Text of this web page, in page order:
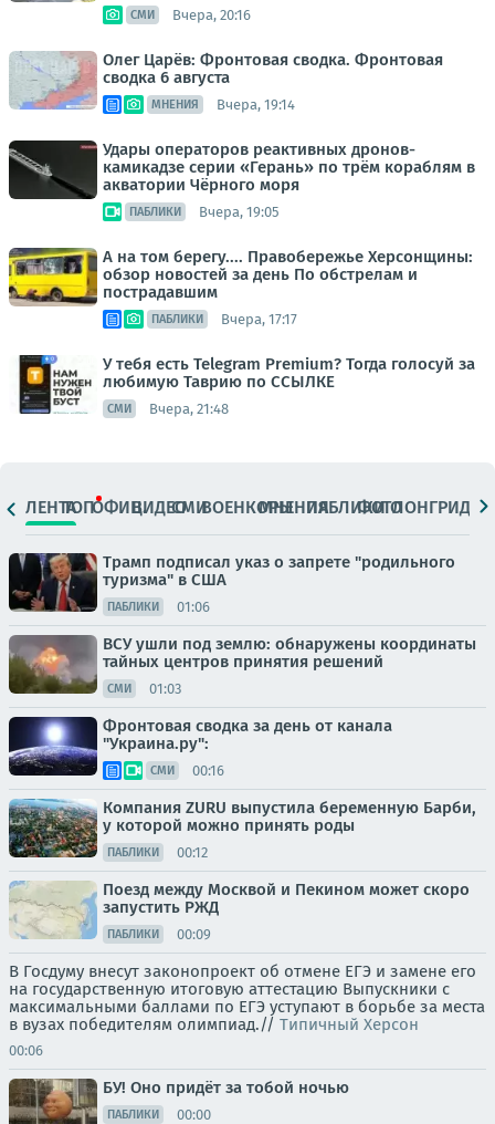
СМИ Вчера, 20:16
Олег Царёв: Фронтовая сводка. Фронтовая
сводка 6 августа
МНЕНИЯ Вчера, 19:14
Удары операторов реактивных дронов-
камикадзе серии «Герань» по трём кораблям в
акватории Чёрного моря
ПАБЛИКИ Вчера, 19:05
А на том берегу.... Правобережье Херсонщины:
обзор новостей за день По обстрелам и
пострадавшим
ПАБЛИКИ Вчера, 17:17
У тебя есть Telegram Premium? Тогда голосуй за
любимую Таврию по ССЫЛКЕ
СМИ Вчера, 21:48
ЛЕНТАТОПОФИЦ.ВИДЕОСМИВОЕНКОРЫМНЕНИЯПАБЛИКИ
ФОТОЛОНГРИДЫ
Трамп подписал указ о запрете "родильного
туризма" в США
ПАБЛИКИ 01:06
ВСУ ушли под землю: обнаружены координаты
тайных центров принятия решений
СМИ 01:03
Фронтовая сводка за день от канала
"Украина.ру":
СМИ 00:16
Компания ZURU выпустила беременную Барби,
у которой можно принять роды
ПАБЛИКИ 00:12
Поезд между Москвой и Пекином может скоро
запустить РЖД
ПАБЛИКИ 00:09
В Госдуму внесут законопроект об отмене ЕГЭ и замене его
на государственную итоговую аттестацию Выпускники с
максимальными баллами по ЕГЭ уступают в борьбе за места
в вузах победителям олимпиад.// Типичный Херсон
00:06
БУ! Оно придёт за тобой ночью
ПАБЛИКИ 00:00